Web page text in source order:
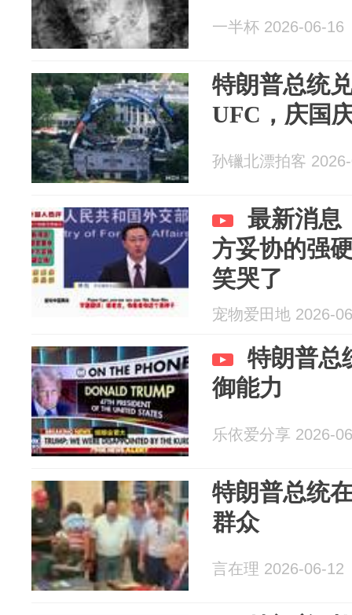
一半杯 2026-06-16
特朗普总统
UFC，庆国
孙镴北漂拍客
最新消息
方妥协的强
笑哭了
宠物爱田地 2026-
特朗普总
御能力
乐依爱分享 2026-
特朗普总统
群众
言在理 2026-06-12